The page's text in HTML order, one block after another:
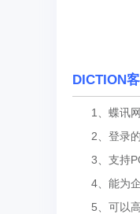
DICTION
1、蝶讯网
2、登录的
3、支持PC
4、能为企
5、可以高